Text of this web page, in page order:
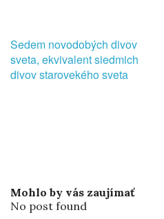
Sedem novodobých divov
sveta, ekvivalent siedmich
divov starovekého sveta
Mohlo by vás zaujímať
No post found